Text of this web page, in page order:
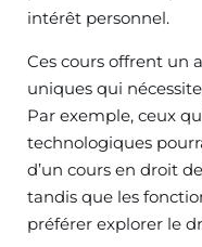
intérêt personnel.
Ces cours offrent un
uniques qui
Par exemple, ceux
technologiques
d’un cours en droit
tandis que les
préférer explorer le